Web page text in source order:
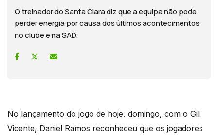
O treinador do Santa Clara diz que a equipa não pode
perder energia por causa dos últimos acontecimentos
no clube e na SAD.
No lançamento do jogo de hoje, domingo, com o Gil
Vicente, Daniel Ramos reconheceu que os jogadores